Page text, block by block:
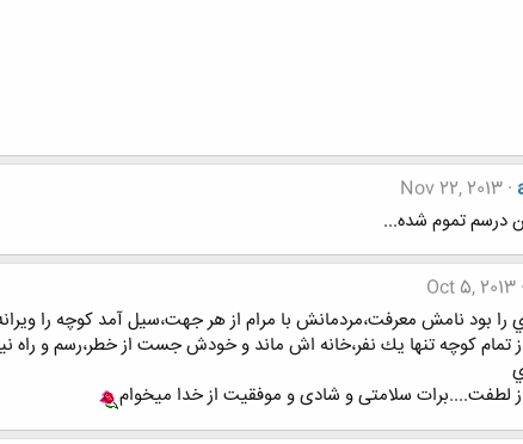
Nov 22, 2013
درسم تموم شده...
Oct 5, 2013
را بود نامش معرفت،مردمانش با مرام از هر جهت،سيل آمد كوچه را
تمام كوچه تنها يك نفر،خانه اش ماند و خودش جست از خطر،رسم و راه
لطفت....برات سلامتی و شادی و موفقیت از خدا میخوام